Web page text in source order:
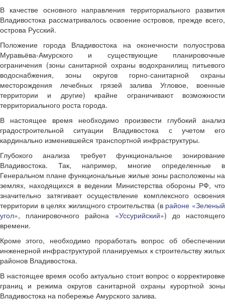
В качестве основного направления территориального развития
Владивостока рассматривалось освоение островов, прежде всего,
острова Русский.
Положение города Владивостока на оконечности полуострова
Муравьёва-Амурского и существующие планировочные
ограничения (зоны санитарной охраны водохранилищ питьевого
водоснабжения, зоны округов горно-санитарной охраны
месторождения лечебных грязей залива Угловое, военные
территории и другие) крайне ограничивают возможности
территориального роста города.
В настоящее время необходимо произвести глубокий анализ
градостроительной ситуации Владивостока с учетом его
кардинально изменившейся транспортной инфраструктуры.
Глубокого анализа требует функциональное зонирование
Владивостока. Так, например, многие определенные в
Генеральном плане функциональные жилые зоны расположены на
землях, находящихся в ведении Министерства обороны РФ, что
значительно затягивает осуществление комплексного освоения
территории в целях жилищного строительства (в районе «Зеленый
угол», планировочного района «Уссурийский») до настоящего
времени.
Кроме этого, необходимо проработать вопрос об обеспечении
инженерной инфраструктурой планируемых к строительству жилых
районов Владивостока.
В настоящее время особо актуально стоит вопрос о корректировке
границ и режима округов санитарной охраны курортной зоны
Владивостока на побережье Амурского залива.